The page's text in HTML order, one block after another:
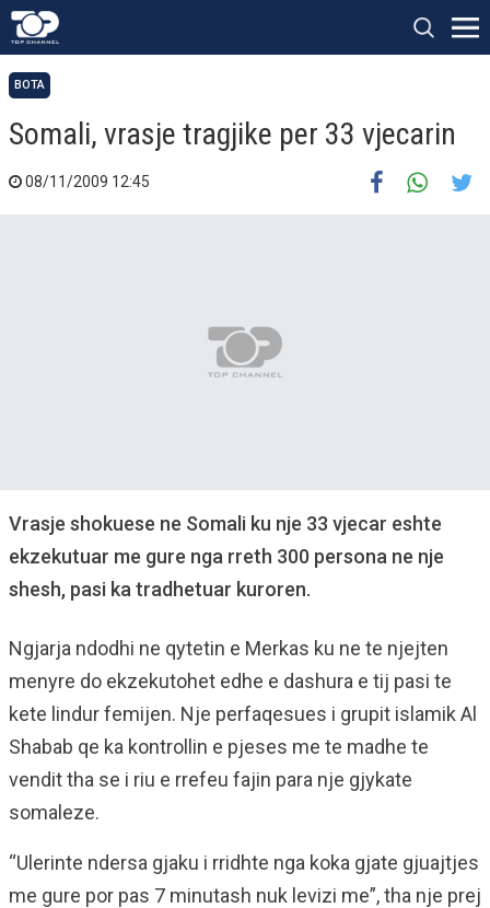
BOTA
Somali, vrasje tragjike per 33 vjecarin
08/11/2009 12:45
Vrasje shokuese ne Somali ku nje 33 vjecar eshte
ekzekutuar me gure nga rreth 300 persona ne nje
shesh, pasi ka tradhetuar kuroren.
Ngjarja ndodhi ne qytetin e Merkas ku ne te njejten
menyre do ekzekutohet edhe e dashura e tij pasi te
kete lindur femijen. Nje perfaqesues i grupit islamik Al
Shabab qe ka kontrollin e pjeses me te madhe te
vendit tha se i riu e rrefeu fajin para nje gjykate
somaleze.
“Ulerinte ndersa gjaku i rridhte nga koka gjate gjuajtjes
me gure por pas 7 minutash nuk levizi me”, tha nje prej